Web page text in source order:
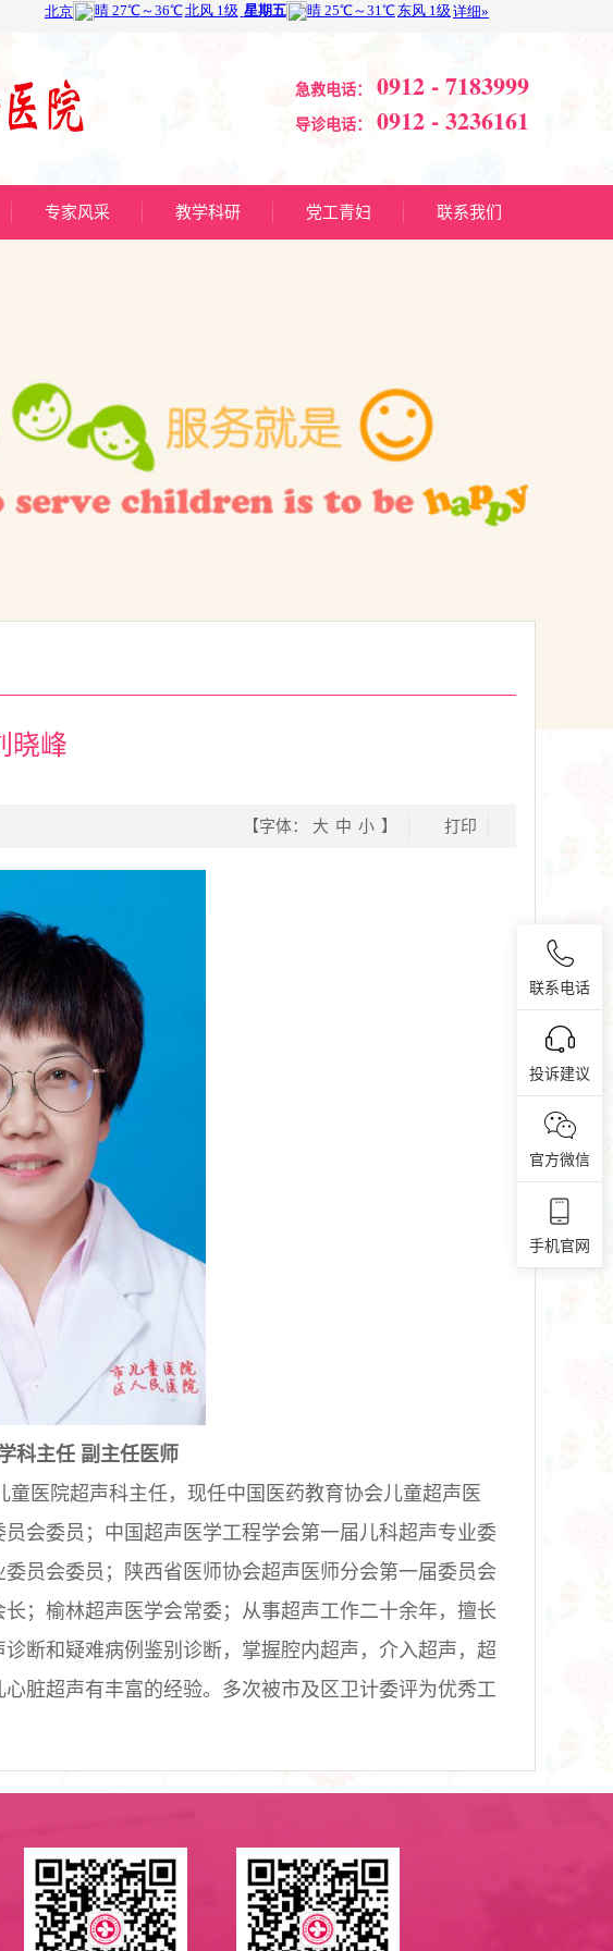
急救电话： 0912 - 7183999
导诊电话： 0912 - 3236161
专家风采 教学科研 党工青妇 联系我们
晓峰
打印
【字体： 大 中 小 】
科主任 副主任医师
童医院超声科主任，现任中国医药教育协会儿童超声医
会委员；中国超声医学工程学会第一届儿科超声专业委
员会委员；陕西省医师协会超声医师分会第一届委员会
； 榆林超声医学会常委； 从事超声工作二十余年，擅长
断和疑难病例鉴别诊断，掌握腔内超声，介入超声，超
脏超声有丰富的经验。多次被市及区卫计委评为优秀工
联系电话
投诉建议
官方微信
手机官网